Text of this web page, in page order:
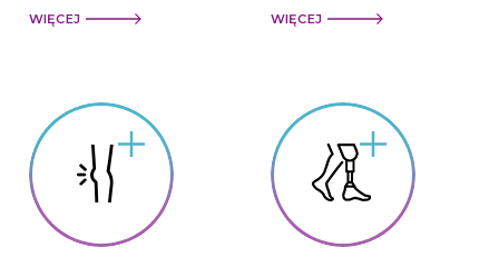
WIĘCEJ WIĘCEJ